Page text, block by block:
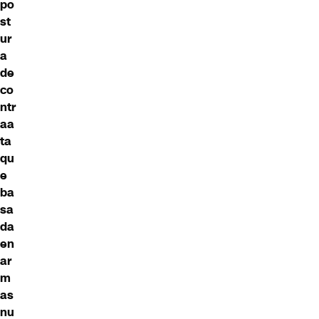
po
st
ur
a
de
co
ntr
aa
ta
qu
e
ba
sa
da
en
ar
m
as
nu